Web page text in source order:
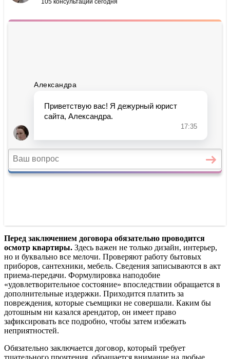
Перед заключением договора обязательно проводится
осмотр квартиры. Здесь важен не только дизайн, интерьер,
но и буквально все мелочи. Проверяют работу бытовых
приборов, сантехники, мебель. Сведения записываются в акт
приема-передачи. Формулировка наподобие
«удовлетворительное состояние» впоследствии обращается в
дополнительные издержки. Приходится платить за
повреждения, которые съемщики не совершали. Каким бы
дотошным ни казался арендатор, он имеет право
зафиксировать все подробно, чтобы затем избежать
неприятностей.
Обязательно заключается договор, который требует
тщательного прочтения, обращается внимание на любые